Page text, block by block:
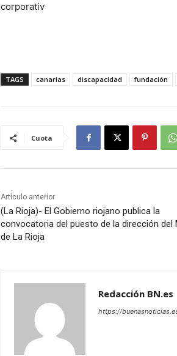
corporativ
TAGS canarias discapacidad fundación
Cuota
Artículo anterior
(La Rioja)- El Gobierno riojano publica la
convocatoria del puesto de la dirección del
de La Rioja
Redacción BN.es
https://